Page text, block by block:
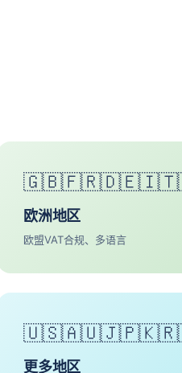
欧洲地区
欧盟VAT合规、多语言
更多地区